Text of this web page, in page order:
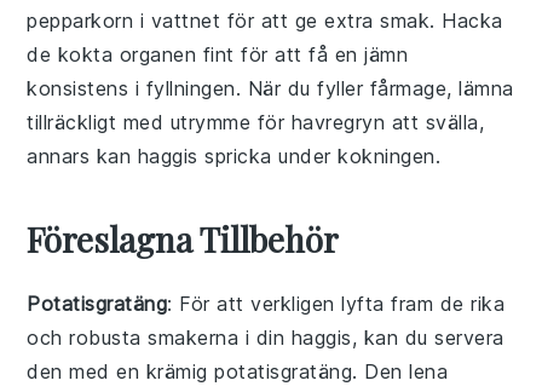
pepparkorn i vattnet för att ge extra smak. Hacka
de kokta organen fint för att få en jämn
konsistens i fyllningen. När du fyller fårmage, lämna
tillräckligt med utrymme för havregryn att svälla,
annars kan haggis spricka under kokningen.
Föreslagna Tillbehör
Potatisgratäng: För att verkligen lyfta fram de rika
och robusta smakerna i din haggis, kan du servera
den med en krämigpotatisgratäng. Den lena